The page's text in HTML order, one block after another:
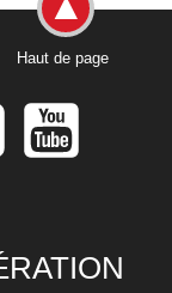
Haut de page